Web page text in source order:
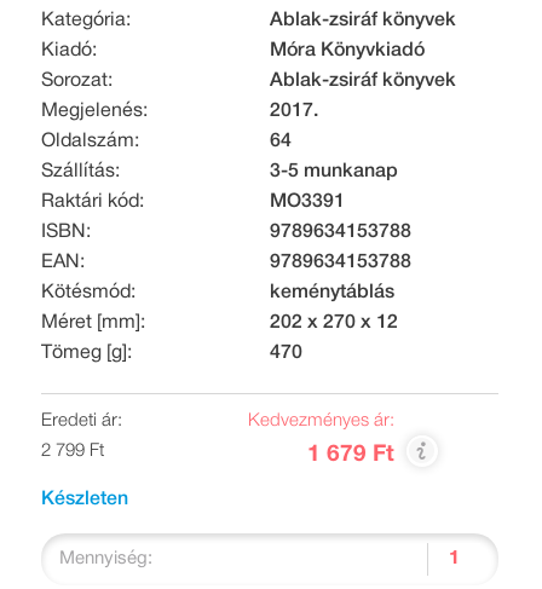
Kategória:
Ablak-zsiráf könyvek
Kiadó:
Móra Könyvkiadó
Sorozat:
Ablak-zsiráf könyvek
Megjelenés:
2017.
Oldalszám:
64
Szállítás:
3-5 munkanap
Raktári kód:
MO3391
ISBN:
9789634153788
EAN:
9789634153788
Kötésmód:
keménytáblás
Méret [mm]:
202 x 270 x 12
Tömeg [g]:
470
Eredeti ár:
2 799 Ft
Kedvezményes ár:
1 679 Ft
Készleten
Mennyiség: